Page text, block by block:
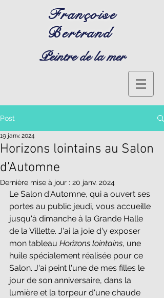
Françoise
Bertrand
Peintre de la mer
Post
Horizons lointains au Salon
d'Automne
19 janv. 2024
Dernière mise à jour : 20 janv. 2024
Le Salon d'Automne, qui a ouvert ses
portes au public jeudi, vous accueille
jusqu'à dimanche à la Grande Halle
de la Villette. J'ai la joie d'y exposer
mon tableau Horizons lointains, une
huile spécialement réalisée pour ce
Salon. J'ai peint l'une de mes filles le
jour de son anniversaire, dans la
lumière et la torpeur d'une chaude